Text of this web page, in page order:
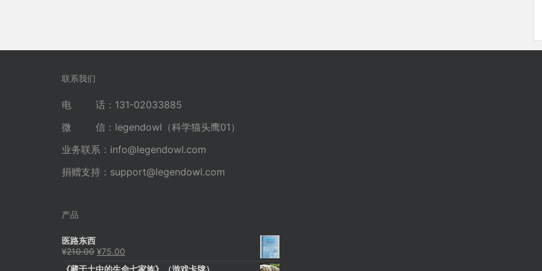
联系我们
电 话：131-02033885
微 信：legendowl（科学猫头鹰01）
业务联系： info@legendowl.com
捐赠支持： support@legendowl.com
产品
医路东西
¥210.00 原
¥75.00